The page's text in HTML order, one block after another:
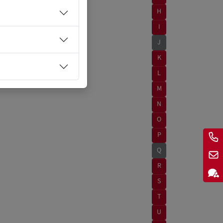
H
I
J
K
L
M
N
O
P
Q
R
S
T
U